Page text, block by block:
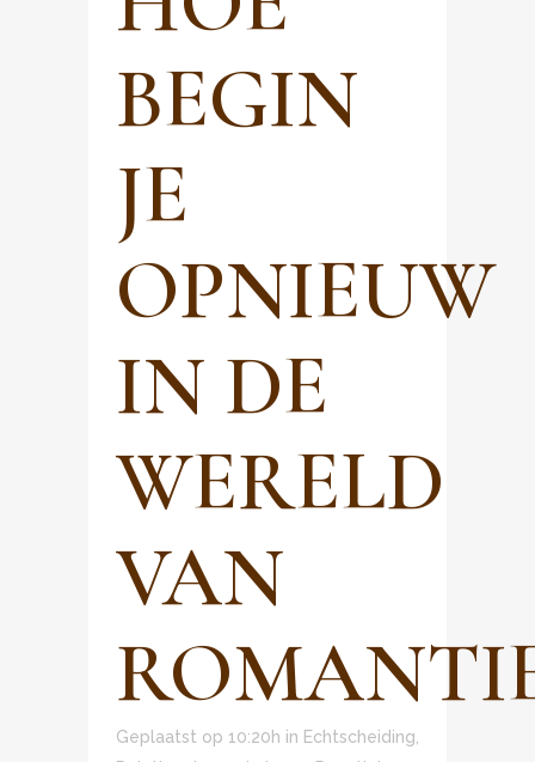
BEGIN
JE
OPNIEUW
IN DE
WERELD
VAN
Geplaatst op 10:20h in Echtscheiding